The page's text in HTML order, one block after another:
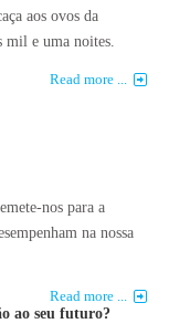
aos ovos da
mil e uma noites.
Read more ...
nos para a
na nossa
Read more ...
ao seu futuro?